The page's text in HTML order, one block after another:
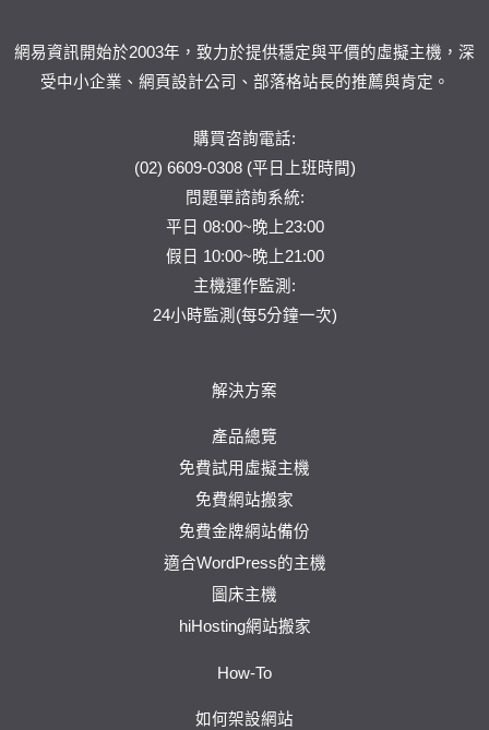
網易資訊開始於2003年，致力於提供穩定與平價的虛擬主機，深
受中小企業、網頁設計公司、部落格站長的推薦與肯定。
購買咨詢電話:
(02) 6609-0308 (平日上班時間)
問題單諮詢系統:
平日 08:00~晚上23:00
假日 10:00~晚上21:00
主機運作監測:
24小時監測(每5分鐘一次)
解決方案
產品總覽
免費試用虛擬主機
免費網站搬家
免費金牌網站備份
適合WordPress的主機
圖床主機
hiHosting網站搬家
How-To
如何架設網站